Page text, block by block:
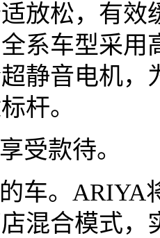
放松，有效
系车型采用
静音电机
杆。
受款待。
车。ARIYA
混合模式，